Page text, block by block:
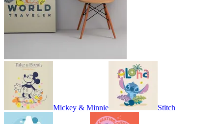
Mickey & Minnie Stitch